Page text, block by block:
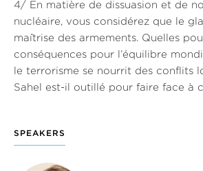
4/ En matière de dissuasion et de
nucléaire, vous considérez que le
maîtrise des armements. Quelles
conséquences pour l’équilibre
le terrorisme se nourrit des conflits
Sahel est-il outillé pour faire face à
SPEAKERS